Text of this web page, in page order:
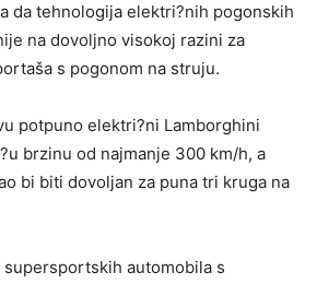
da tehnologija elektri?nih pogonskih
na dovoljno visokoj razini za
s pogonom na struju.
potpuno elektri?ni Lamborghini
brzinu od najmanje 300 km/h, a
bi biti dovoljan za puna tri kruga na
automobila s